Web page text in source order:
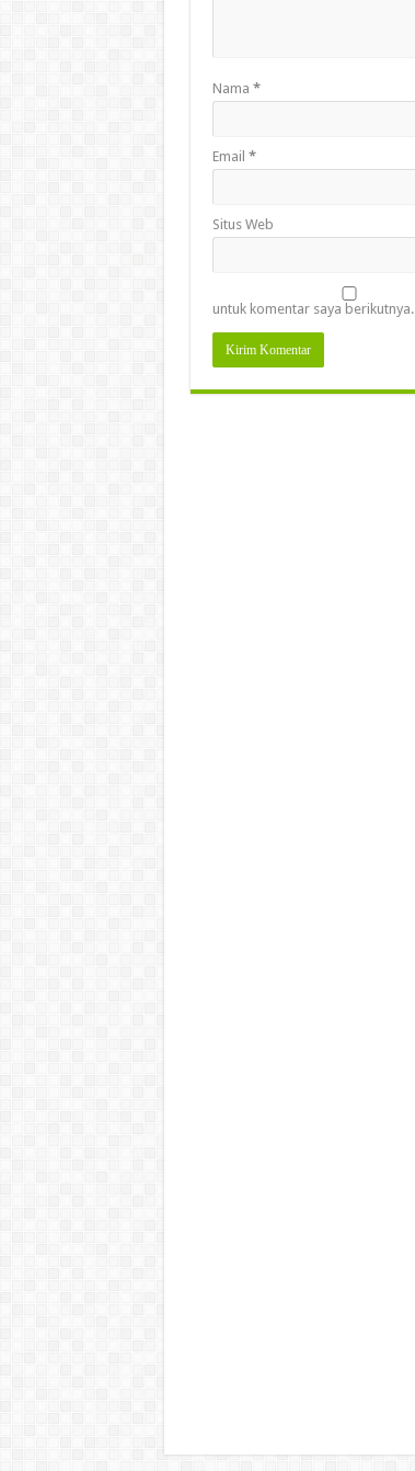
Nama *
Email *
Situs Web
untuk komentar saya berikutnya.